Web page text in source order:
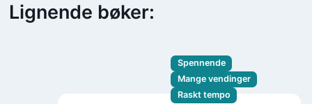
Lignende bøker:
Spennende
Mange vendinger
Raskt tempo